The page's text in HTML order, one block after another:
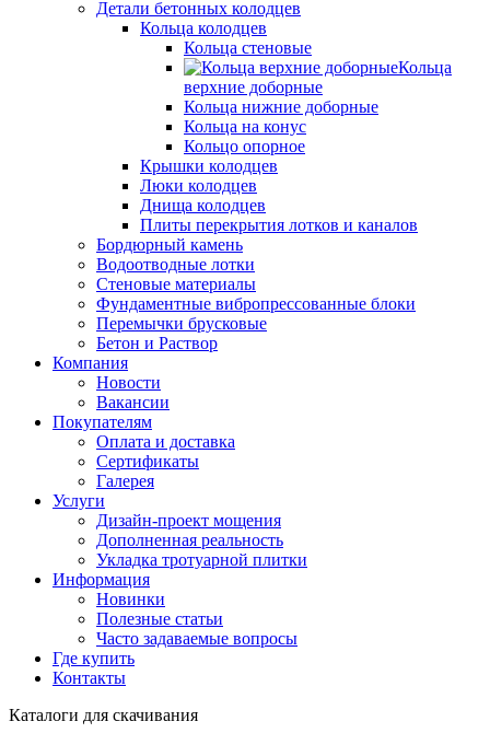
Детали бетонных колодцев
Кольца колодцев
Кольца стеновые
Кольца
верхние доборные
Кольца нижние доборные
Кольца на конус
Кольцо опорное
Крышки колодцев
Люки колодцев
Днища колодцев
Плиты перекрытия лотков и каналов
Бордюрный камень
Водоотводные лотки
Стеновые материалы
Фундаментные вибропрессованные блоки
Перемычки брусковые
Бетон и Раствор
Компания
Новости
Вакансии
Покупателям
Оплата и доставка
Сертификаты
Галерея
Услуги
Дизайн-проект мощения
Дополненная реальность
Укладка тротуарной плитки
Информация
Новинки
Полезные статьи
Часто задаваемые вопросы
Где купить
Контакты
Каталоги для скачивания